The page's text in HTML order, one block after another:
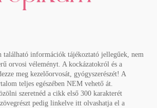
található információk tájékoztató jellegűek, nem
orvosi véleményt. A kockázatokról és a
meg kezelőorvosát, gyógyszerészét! A
teljes egészében NEM vehető át.
szeretnéd a cikk első 300 karakterét
pedig linkelve itt olvashatja el a